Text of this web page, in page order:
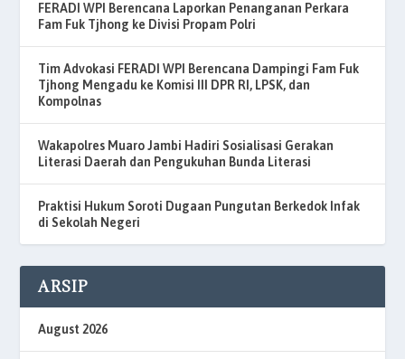
FERADI WPI Berencana Laporkan Penanganan Perkara
Fam Fuk Tjhong ke Divisi Propam Polri
Tim Advokasi FERADI WPI Berencana Dampingi Fam Fuk
Tjhong Mengadu ke Komisi III DPR RI, LPSK, dan
Kompolnas
Wakapolres Muaro Jambi Hadiri Sosialisasi Gerakan
Literasi Daerah dan Pengukuhan Bunda Literasi
Praktisi Hukum Soroti Dugaan Pungutan Berkedok Infak
di Sekolah Negeri
ARSIP
August 2026